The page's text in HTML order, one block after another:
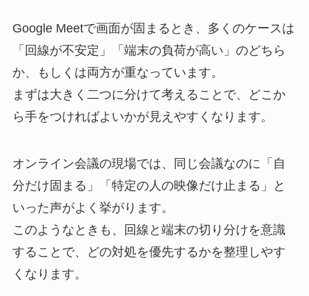
Google Meetで画面が固まるとき、多くのケースは
「回線が不安定」「端末の負荷が高い」のどちら
か、もしくは両方が重なっています。
まずは大きく二つに分けて考えることで、どこか
ら手をつければよいかが見えやすくなります。
オンライン会議の現場では、同じ会議なのに「自
分だけ固まる」「特定の人の映像だけ止まる」と
いった声がよく挙がります。
このようなときも、回線と端末の切り分けを意識
することで、どの対処を優先するかを整理しやす
くなります。